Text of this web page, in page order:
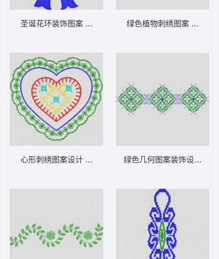
圣诞花环装饰图案 植物花型
心形刺绣图案设计 植物花型
绿色植物刺绣图案 植物花
绿色几何图案装饰设计 植